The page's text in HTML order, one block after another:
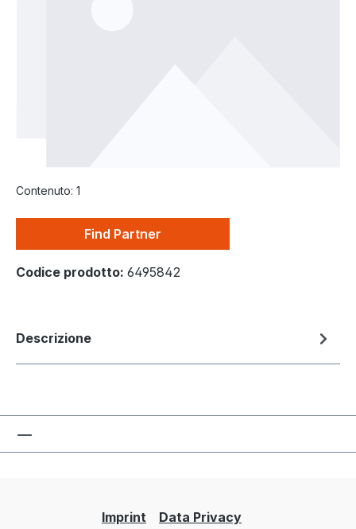
Contenuto: 1
Find Partner
Codice prodotto: 6495842
Descrizione
Imprint Data Privacy